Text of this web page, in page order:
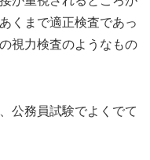
くまで適正検査であっ
視力検査のようなもの
公務員試験でよくでて